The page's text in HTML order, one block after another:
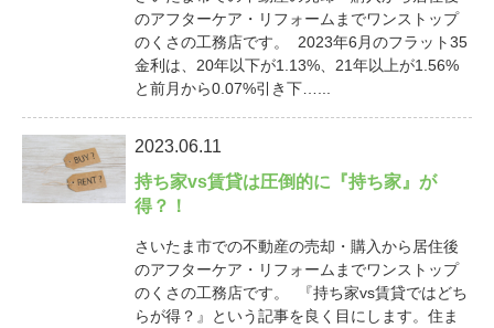
のアフターケア・リフォームまでワンストップ
のくさの工務店です。 2023年6月のフラット35
金利は、20年以下が1.13%、21年以上が1.56%
と前月から0.07%引き下…...
2023.06.11
持ち家vs賃貸は圧倒的に『持ち家』が
得？！
さいたま市での不動産の売却・購入から居住後
のアフターケア・リフォームまでワンストップ
のくさの工務店です。 『持ち家vs賃貸ではどち
らが得？』という記事を良く目にします。住ま